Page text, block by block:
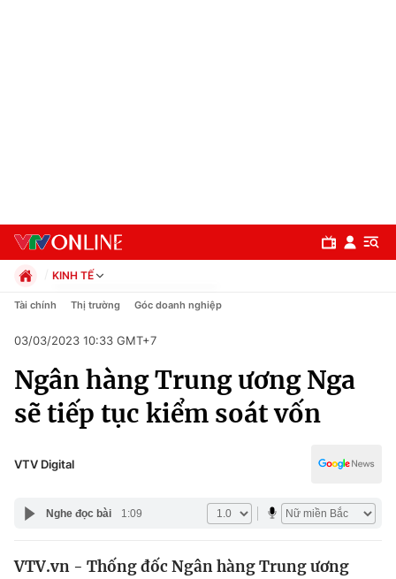
Chuyên mục
Chính trị
Pháp luật
KINH TẾ
Chính trị
Pháp luật
Kinh tế
Thể thao
Truyền hình
Y tế
Công nghệ
Tài chính Thị trường Góc doanh nghiệp
03/03/2023 10:33 GMT+7
Ngân hàng Trung ương Nga
sẽ tiếp tục kiểm soát vốn
VTV Digital
Nghe đọc bài 1:09
VTV.vn - Thống đốc Ngân hàng Trung ương